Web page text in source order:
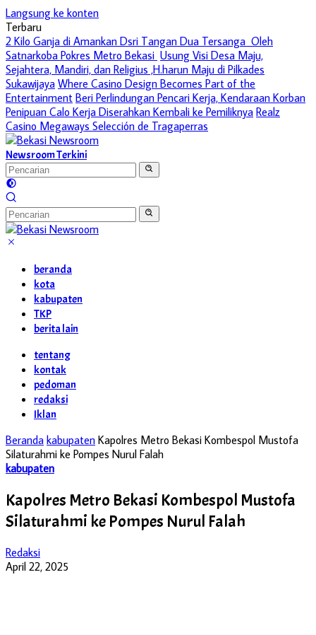
Langsung ke konten
Terbaru
2 Kilo Ganja di Amankan Dsri Tangan Dua Tersanga Oleh
Satnarkoba Pokres Metro Bekasi Usung Visi Desa Maju,
Sejahtera, Mandiri, dan Religius ,H.harun Maju di Pilkades
Sukawijaya Where Casino Design Becomes Part of the
Entertainment Beri Perlindungan Pencari Kerja, Kendaraan Korban
Penipuan Calo Kerja Diserahkan Kembali ke Pemiliknya Realz
Casino Megaways Selección de Tragaperras
Newsroom Terkini
beranda
kota
kabupaten
TKP
berita lain
tentang
kontak
pedoman
redaksi
Iklan
Beranda kabupaten Kapolres Metro Bekasi Kombespol Mustofa
Silaturahmi ke Pompes Nurul Falah
kabupaten
Kapolres Metro Bekasi Kombespol Mustofa
Silaturahmi ke Pompes Nurul Falah
Redaksi
April 22, 2025